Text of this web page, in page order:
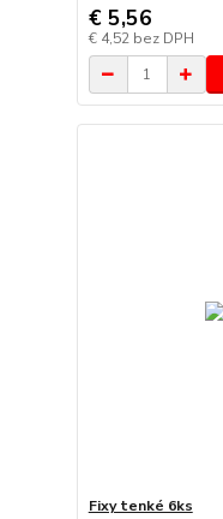
€ 5,56
€ 4,52 bez DPH
Fixy tenké 6ks